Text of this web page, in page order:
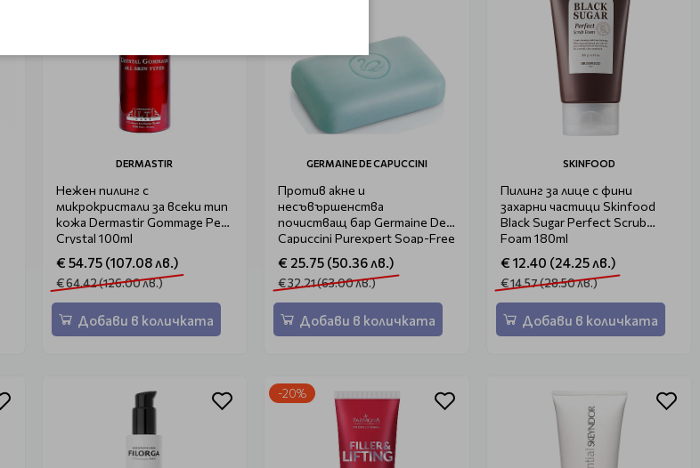
DERMASTIR
Нежен пилинг с
микрокристали за всеки тип
кожа Dermastir Gommage Peel
Crystal 100ml
€ 54.75 (107.08 лв.)
€ 64.42 (126.00 лв.)
Добави в количката
GERMAINE DE CAPUCCINI
Против акне и
несъвършенства
почистващ бар Germaine De
Capuccini Purexpert Soap-Free
€ 25.75 (50.36 лв.)
€ 32.21 (63.00 лв.)
Добави в количката
SKINFOOD
Пилинг за лице с фини
захарни частици Skinfood
Black Sugar Perfect Scrub
Foam 180ml
€ 12.40 (24.25 лв.)
€ 14.57 (28.50 лв.)
Добави в количката
-20%